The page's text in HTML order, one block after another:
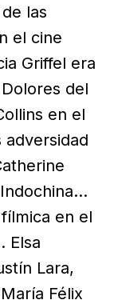
las
el cine
Griffel era
del
en el
adversidad
en el
Elsa
Lara,
Félix